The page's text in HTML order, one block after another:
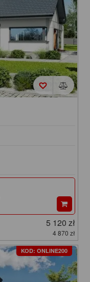
5 120 zł
4 870 zł
KOD: ONLINE200